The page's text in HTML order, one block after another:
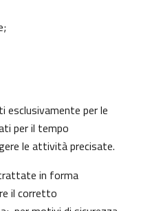
esclusivamente per le
per il tempo
le attività precisate.
in forma
il corretto